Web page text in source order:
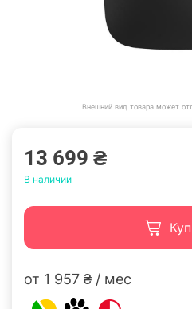
Внешний вид товара может
13 699 ₴
В наличии
от 1 957 ₴ / мес